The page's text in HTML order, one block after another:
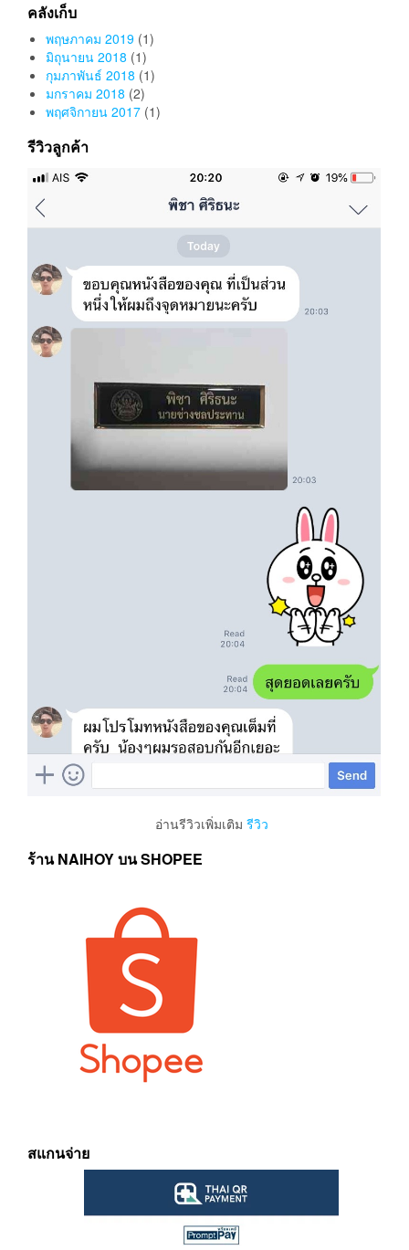
คลังเก็บ
พฤษภาคม 2019 (1)
มิถุนายน 2018 (1)
กุมภาพันธ์ 2018 (1)
มกราคม 2018 (2)
พฤศจิกายน 2017 (1)
รีวิวลูกค้า
อ่านรีวิวเพิ่มเติม รีวิว
ร้าน NAIHOY บน SHOPEE
สแกนจ่าย